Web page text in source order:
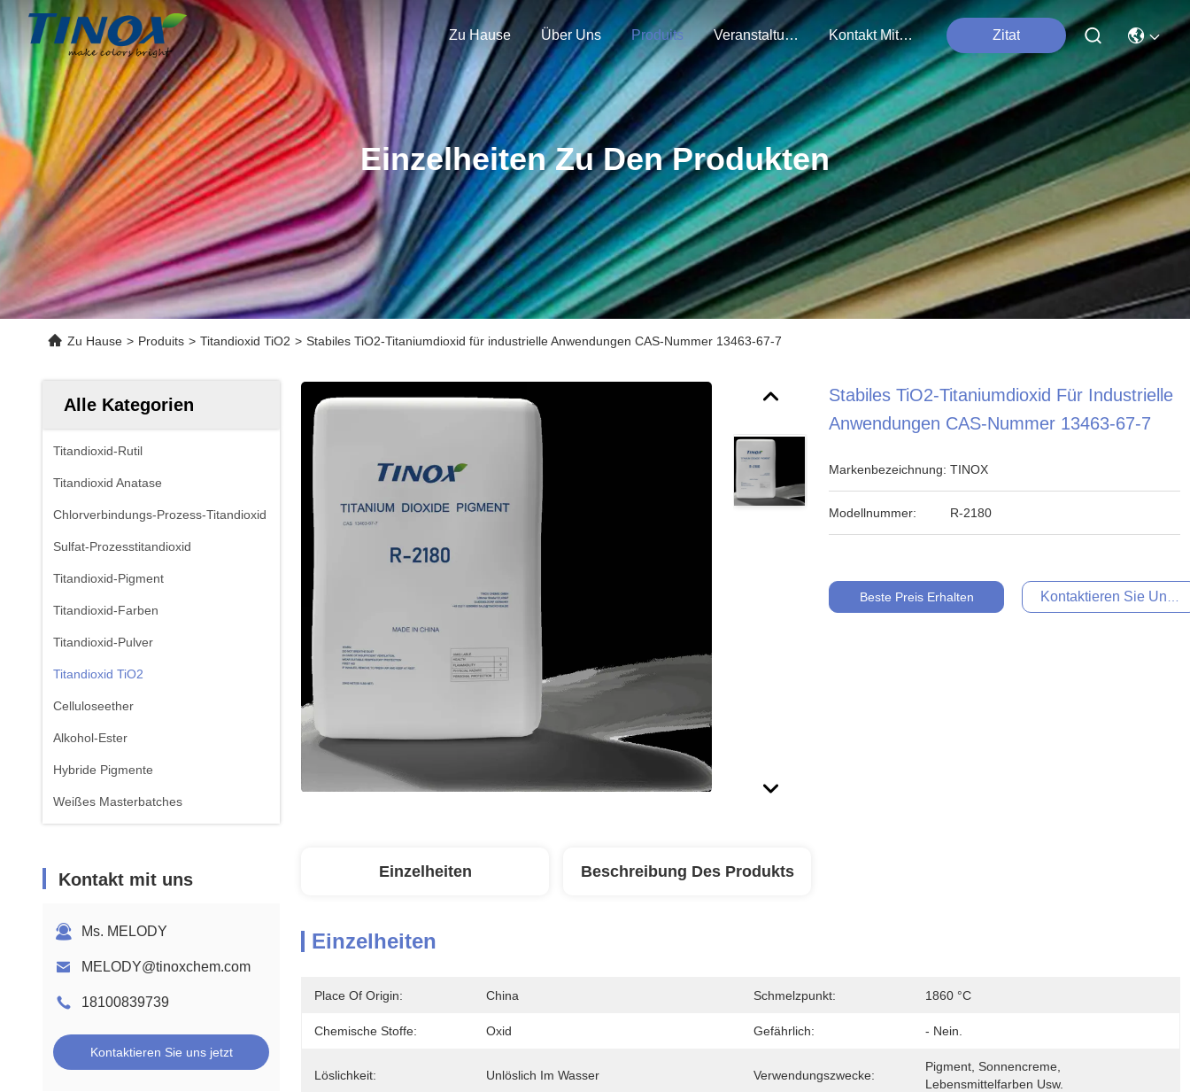
Zu Hause Über Uns Produits Veranstaltungen Kontakt Mit Uns Zitat
Einzelheiten Zu Den Produkten
Zu Hause > Produits > Titandioxid TiO2 > Stabiles TiO2-Titaniumdioxid für industrielle Anwendungen CAS-Nummer 13463-67-7
Alle Kategorien
Titandioxid-Rutil
Titandioxid Anatase
Chlorverbindungs-Prozess-Titandioxid
Sulfat-Prozesstitandioxid
Titandioxid-Pigment
Titandioxid-Farben
Titandioxid-Pulver
Titandioxid TiO2
Celluloseether
Alkohol-Ester
Hybride Pigmente
Weißes Masterbatches
Kontakt mit uns
Ms. MELODY
MELODY@tinoxchem.com
18100839739
Kontaktieren Sie uns jetzt
Stabiles TiO2-Titaniumdioxid Für Industrielle
Anwendungen CAS-Nummer 13463-67-7
Markenbezeichnung: TINOX
Modellnummer: R-2180
Beste Preis Erhalten Kontaktieren Sie Uns
Einzelheiten Beschreibung Des Produkts
Einzelheiten
Place Of Origin: China Schmelzpunkt: 1860 °C
Chemische Stoffe: Oxid Gefährlich: - Nein.
Löslichkeit: Unlöslich Im Wasser Verwendungszwecke:
Pigment, Sonnencreme,
Lebensmittelfarben Usw.